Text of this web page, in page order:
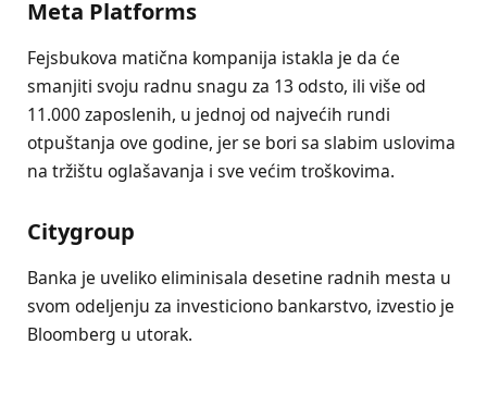
Meta Platforms
Fejsbukova matična kompanija istakla je da će
smanjiti svoju radnu snagu za 13 odsto, ili više od
11.000 zaposlenih, u jednoj od najvećih rundi
otpuštanja ove godine, jer se bori sa slabim uslovima
na tržištu oglašavanja i sve većim troškovima.
Citygroup
Banka je uveliko eliminisala desetine radnih mesta u
svom odeljenju za investiciono bankarstvo, izvestio je
Bloomberg u utorak.